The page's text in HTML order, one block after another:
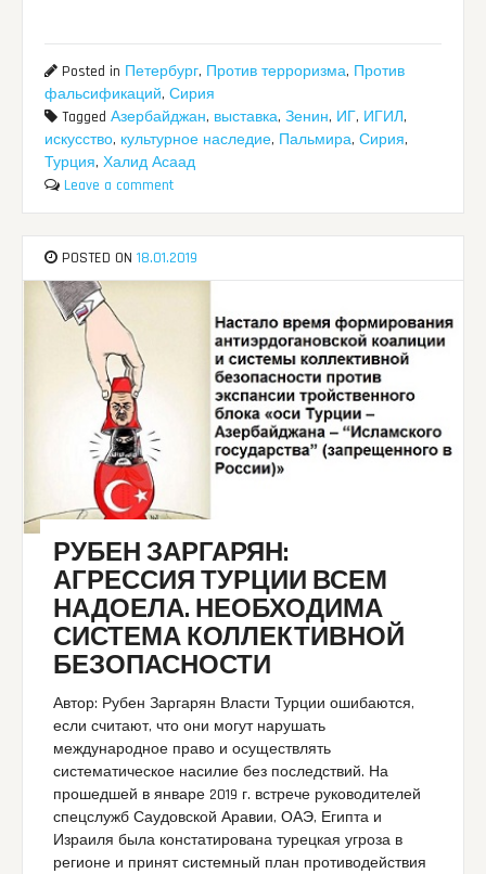
Posted in Петербург, Против терроризма, Против
фальсификаций,Сирия
TaggedАзербайджан, выставка,Зенин, ИГ, ИГИЛ,
искусство, культурное наследие, Пальмира,Сирия,
Турция,Халид Асаад
Leave a comment
POSTED ON18.01.2019
РУБЕН ЗАРГАРЯН:
АГРЕССИЯ ТУРЦИИ ВСЕМ
НАДОЕЛА. НЕОБХОДИМА
СИСТЕМА КОЛЛЕКТИВНОЙ
БЕЗОПАСНОСТИ
Автор: Рубен Заргарян Власти Турции ошибаются,
если считают, что они могут нарушать
международное право и осуществлять
систематическое насилие без последствий. На
прошедшей в январе 2019 г. встрече руководителей
спецслужб Саудовской Аравии, ОАЭ, Египта и
Израиля была констатирована турецкая угроза в
регионе и принят системный план противодействия